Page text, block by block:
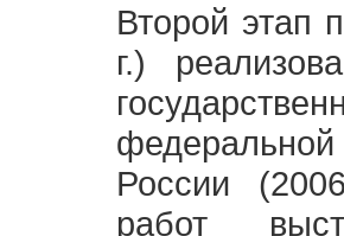
Второй этап
г.)
России
работ